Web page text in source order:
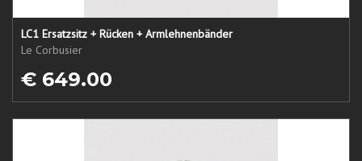
LC1 Ersatzsitz + Rücken + Armlehnenbänder
Le Corbusier
€ 649.00